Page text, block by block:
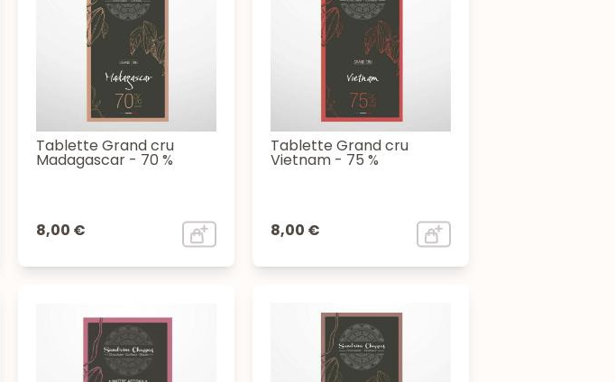
Tablette Grand cru
Madagascar - 70 %
8,00 €
Tablette Grand cru
Vietnam - 75 %
8,00 €